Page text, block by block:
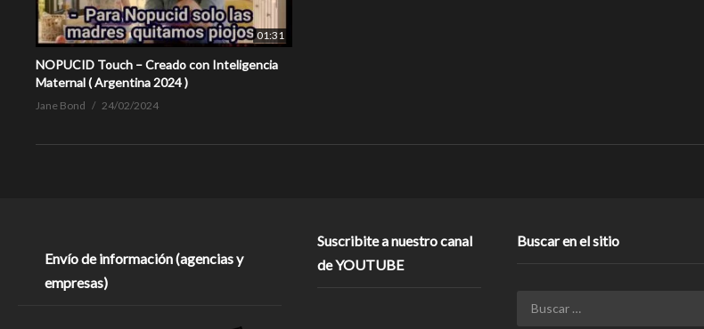
01:31
NOPUCID Touch – Creado con Inteligencia
Maternal ( Argentina 2024 )
Jane Bond 24/02/2024
Envío de información (agencias y
empresas)
Suscribite a nuestro canal
de YOUTUBE
Buscar en el sitio